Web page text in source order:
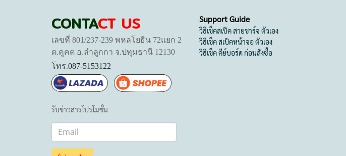
CONTACT US
เลขที่ 801/237-239 พหลโยธิน 72แยก 2
ต.คูคต อ.ลำลูกกา จ.ปทุมธานี 12130
โทร.087-5153122
รับข่าวสารโปรโมชั่น
Support Guide
วิธีเช็คสเป็ค สายชาร์จ ตัวเอง
วิธีเช็ค สเป็คหน้าจอ ตัวเอง
วิธีเช็ค คีย์บอร์ด ก่อนสั่งซื้อ